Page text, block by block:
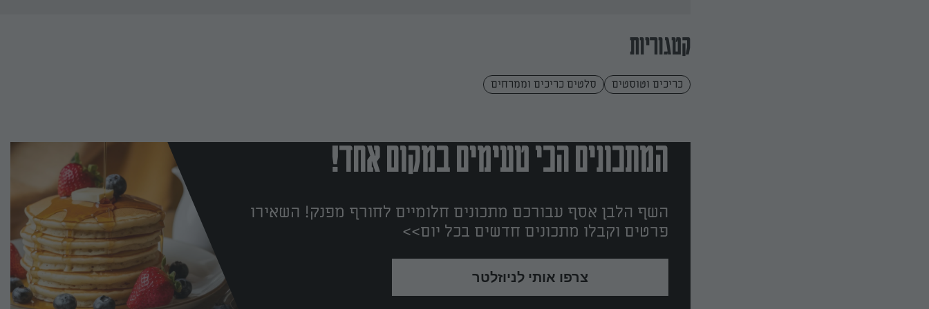
קטגוריות
כריכים וטוסטים סלטים כריכים וממרחים
המתכונים הכי טעימים במקום אחד!
השף הלבן אסף עבורכם מתכונים חלומיים לחורף מפנק! השאירו
פרטים וקבלו מתכונים חדשים בכל יום>>
צרפו אותי לניוזלטר